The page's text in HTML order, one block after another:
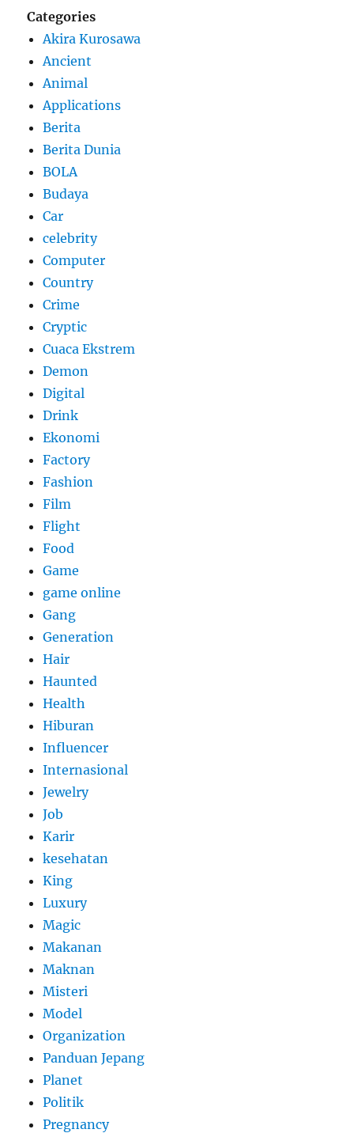
Categories
Akira Kurosawa
Ancient
Animal
Applications
Berita
Berita Dunia
BOLA
Budaya
Car
celebrity
Computer
Country
Crime
Cryptic
Cuaca Ekstrem
Demon
Digital
Drink
Ekonomi
Factory
Fashion
Film
Flight
Food
Game
game online
Gang
Generation
Hair
Haunted
Health
Hiburan
Influencer
Internasional
Jewelry
Job
Karir
kesehatan
King
Luxury
Magic
Makanan
Maknan
Misteri
Model
Organization
Panduan Jepang
Planet
Politik
Pregnancy